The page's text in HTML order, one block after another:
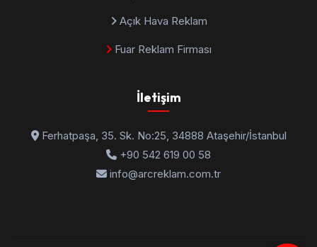
Açık Hava Reklam
Fuar Reklam Firması
İletişim
Ferhatpaşa, 35. Sk. No:25, 34888 Ataşehir/İstanbul
+90 542 619 00 58
info@arcreklam.com.tr